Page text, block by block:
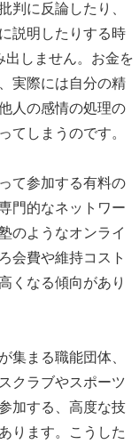
判に反論したり、
説明したりする時
出しません。お金を
実際には自分の精
人の感情の処理の
てしまうのです。
て参加する有料の
門的なネットワー
のようなオンライ
会費や維持コスト
くなる傾向があり
集まる職能団体、
クラブやスポーツ
加する、高度な技
ります。こうした